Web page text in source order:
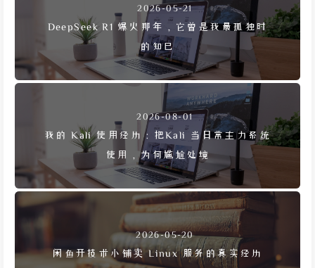
2026-05-21
DeepSeek R1 爆火那年，它曾是我最孤独时
的知己
2026-08-01
我的 Kali 使用经历：把Kali 当日常主力系统
使用，为何尴尬处境
2026-05-20
闲鱼开技术小铺卖 Linux 服务的真实经历